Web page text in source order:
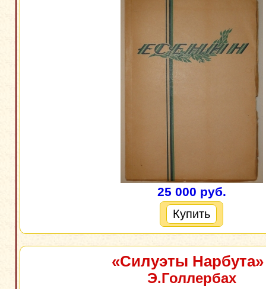
25 000 руб.
Купить
«Силуэты Нарбута»
Э.Голлербах